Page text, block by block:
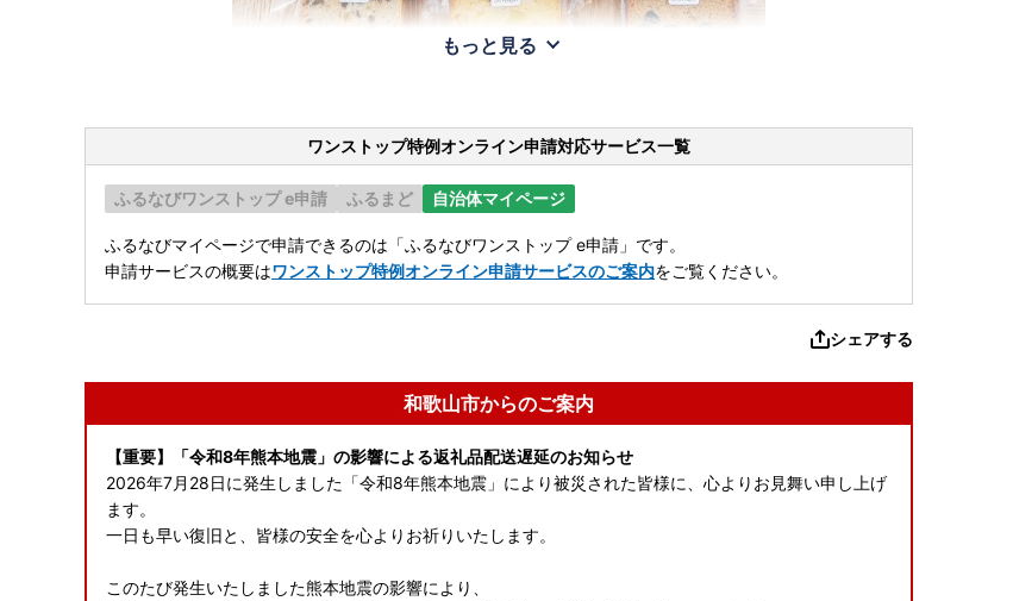
もっと見る
ワンストップ特例オンライン申請対応サービス一覧
ふるなびワンストップ e申請 ふるまど 自治体マイページ
ふるなびマイページで申請できるのは「ふるなびワンストップ e申請」です。
申請サービスの概要はワンストップ特例オンライン申請サービスのご案内をご覧ください。
シェアする
和歌山市からのご案内
【重要】「令和8年熊本地震」の影響による返礼品配送遅延のお知らせ
2026年7月28日に発生しました「令和8年熊本地震」により被災された皆様に、心よりお見舞い申し上げ
ます。
一日も早い復旧と、皆様の安全を心よりお祈りいたします。
このたび発生いたしました熊本地震の影響により、